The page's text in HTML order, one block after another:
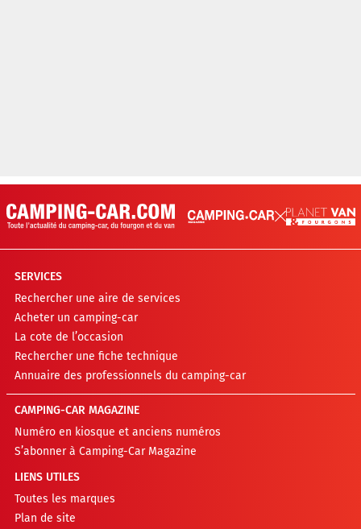
SERVICES
Rechercher une aire de services
Acheter un camping-car
La cote de l’occasion
Rechercher une fiche technique
Annuaire des professionnels du camping-car
CAMPING-CAR MAGAZINE
Numéro en kiosque et anciens numéros
S’abonner à Camping-Car Magazine
LIENS UTILES
Toutes les marques
Plan de site